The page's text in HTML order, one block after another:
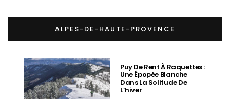
ALPES-DE-HAUTE-PROVENCE
Puy De Rent À Raquettes :
Une Épopée Blanche
Dans La Solitude De
L’hiver